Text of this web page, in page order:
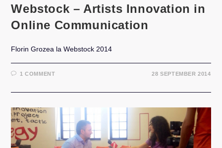
Webstock – Artists Innovation in
Online Communication
Florin Grozea la Webstock 2014
1 COMMENT 28 SEPTEMBER 2014